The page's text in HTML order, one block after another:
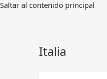
Ir
Saltar al contenido principal
Italia